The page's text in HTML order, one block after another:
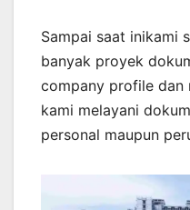
Sampai saat inikami
banyak proyek
company profile dan
kami melayani
personal maupun